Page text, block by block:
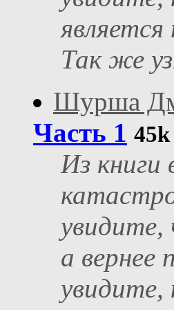
Так же
Шурша
Часть 1 45k
Из книги
увидите,
а вернее